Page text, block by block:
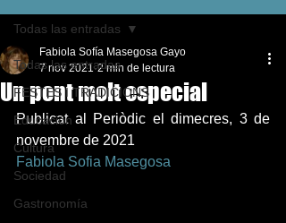
Todas las entradas
FESTES I TRADICIONS
Educación
Cultura
Sociedad
Gastronomía
Todas las entradas
Un pont molt especial
Fabiola Sofía Masegosa Gayo
7 nov 2021 2 min de lectura
Publicat al Periòdic el dimecres, 3 de
novembre de 2021
Fabiola Sofia Masegosa